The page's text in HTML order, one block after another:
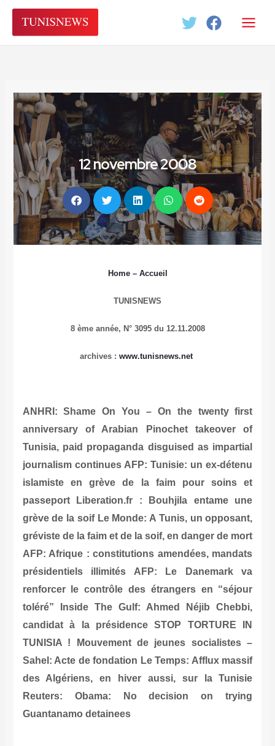
Aller
contenu
12 novembre 2008
Home– Accueil
TUNISNEWS
8 ème année, N° 3095 du 12.11.2008
archives : www.tunisnews.net
ANHRI: Shame On You – On the twenty first
anniversary of Arabian Pinochet takeover of
Tunisia, paid propaganda disguised as impartial
journalism continues AFP: Tunisie: un ex-détenu
islamiste en grève de la faim pour soins et
passeportLiberation.fr : Bouhjila entame une
grève de la soif Le Monde: A Tunis, un opposant,
gréviste de la faim et de la soif, en danger de mort
AFP: Afrique : constitutions amendées, mandats
présidentiels illimités AFP: Le Danemark va
renforcer le contrôle des étrangers en “séjour
toléré” Inside The Gulf: Ahmed Néjib Chebbi,
candidat à la présidenceSTOP TORTURE IN
TUNISIA ! Mouvement de jeunes socialistes –
Sahel: Acte de fondation Le Temps: Afflux massif
des Algériens, en hiver aussi, sur la Tunisie
Reuters: Obama: No decision on trying
Guantanamo detainees